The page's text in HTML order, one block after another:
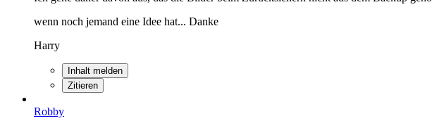
wenn noch jemand eine Idee hat... Danke
Harry
Inhalt melden
Zitieren
Robby